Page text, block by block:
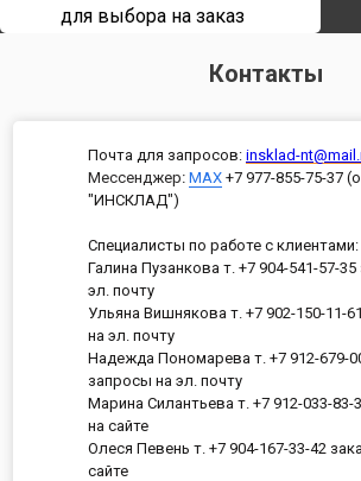
для выбора на заказ
Контакты
Почта для запросов: insklad-
Мессенджер: MAX +7 977-855-75-37
"ИНСКЛАД")
Специалисты по работе с клиентами:
Галина Пузанкова т. +7 904-541-57-
эл. почту
Ульяна Вишнякова т. +7 902-150-11-
на эл. почту
Надежда Пономарева т. +7 912-679-
запросы на эл. почту
Марина Силантьева т. +7 912-033-83-
на сайте
Олеся Певень т. +7 904-167-33-42
сайте